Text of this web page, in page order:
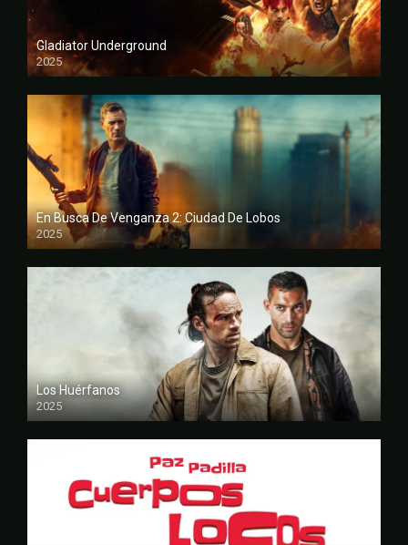
Gladiator Underground
2025
FULL HD
En Busca De Venganza 2: Ciudad De Lobos
2025
FULL HD
Los Huérfanos
2025
FULL HD